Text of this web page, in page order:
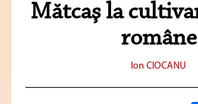
Mătcaş la
române
Ion CIOCANU